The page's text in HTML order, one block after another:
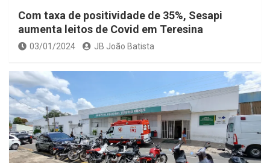
Com taxa de positividade de 35%, Sesapi
aumenta leitos de Covid em Teresina
03/01/2024 JB João Batista